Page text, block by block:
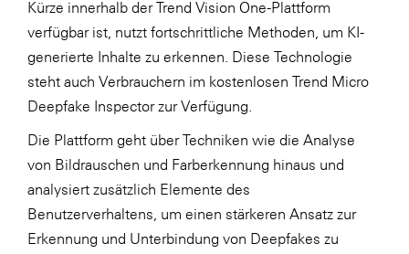
Kürze innerhalb der Trend Vision One-Plattform
verfügbar ist, nutzt fortschrittliche Methoden, um KI-
generierte Inhalte zu erkennen. Diese Technologie
steht auch Verbrauchern im kostenlosen Trend Micro
Deepfake Inspector zur Verfügung.
Die Plattform geht über Techniken wie die Analyse
von Bildrauschen und Farberkennung hinaus und
analysiert zusätzlich Elemente des
Benutzerverhaltens, um einen stärkeren Ansatz zur
Erkennung und Unterbindung von Deepfakes zu